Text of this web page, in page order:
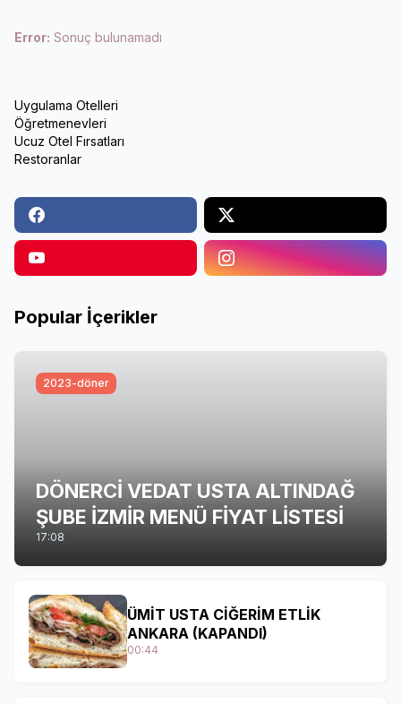
Error: Sonuç bulunamadı
Uygulama Otelleri
Öğretmenevleri
Ucuz Otel Fırsatları
Restoranlar
Popular İçerikler
2023-döner
DÖNERCİ VEDAT USTA ALTINDAĞ
ŞUBE İZMİR MENÜ FİYAT LİSTESİ
17:08
ÜMİT USTA CİĞERİM ETLİK
ANKARA (KAPANDI)
00:44